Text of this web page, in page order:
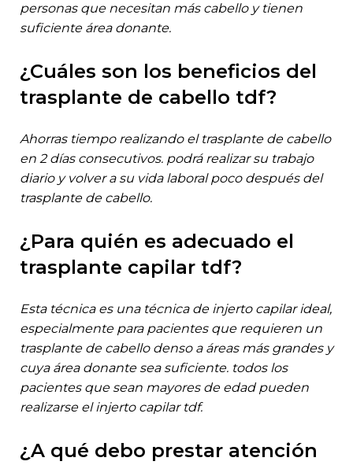
personas que necesitan más cabello y tienen
suficiente área donante.
¿cuáles son los beneficios del
trasplante de cabello tdf?
ahorras tiempo realizando el trasplante de cabello
en 2 días consecutivos. podrá realizar su trabajo
diario y volver a su vida laboral poco después del
trasplante de cabello.
¿para quién es adecuado el
trasplante capilar tdf?
esta técnica es una técnica de injerto capilar ideal,
especialmente para pacientes que requieren un
trasplante de cabello denso a áreas más grandes y
cuya área donante sea suficiente. todos los
pacientes que sean mayores de edad pueden
realizarse el injerto capilar tdf.
¿a qué debo prestar atención